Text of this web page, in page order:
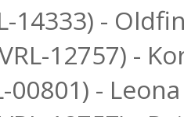
14333) -
12757) -
00801) -